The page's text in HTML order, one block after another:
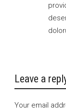
Leave a
Your email